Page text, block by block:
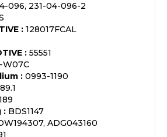
096, 231-04-096-2
: 128017FCAL
: 55551
W07C
: 0993-1190
: BDS1147
ADG043160